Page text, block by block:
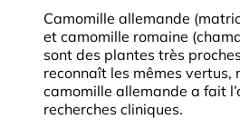
Camomille allemande
et camomille romaine
sont des plantes très
reconnaît les mêmes vertus,
camomille allemande a fait
recherches cliniques.